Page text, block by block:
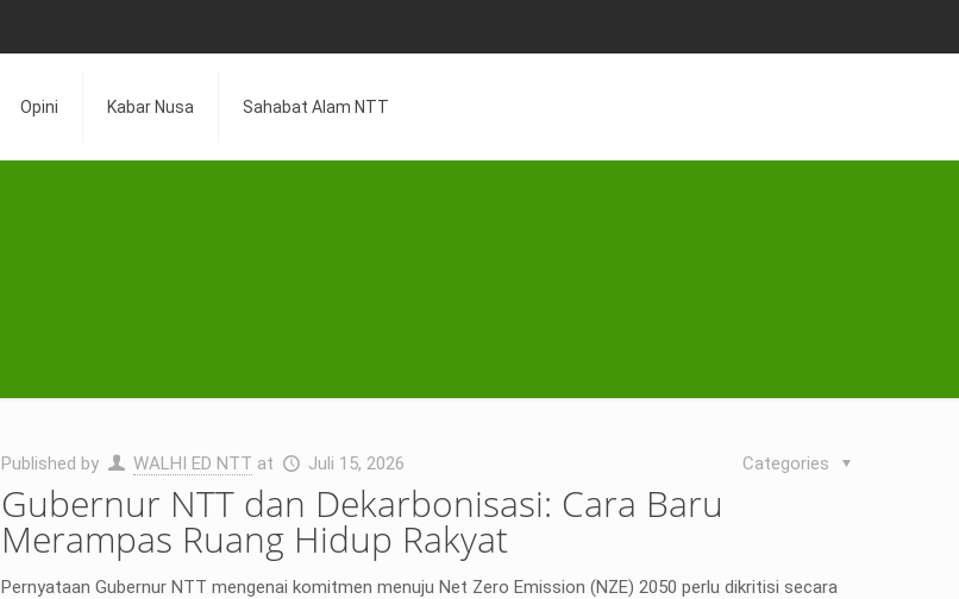
Opini Kabar Nusa Sahabat Alam NTT
Published by WALHI ED NTT at Juli 15, 2026 Categories
Gubernur NTT dan Dekarbonisasi: Cara Baru
Merampas Ruang Hidup Rakyat
Pernyataan Gubernur NTT mengenai komitmen menuju Net Zero Emission (NZE) 2050 perlu dikritisi secara